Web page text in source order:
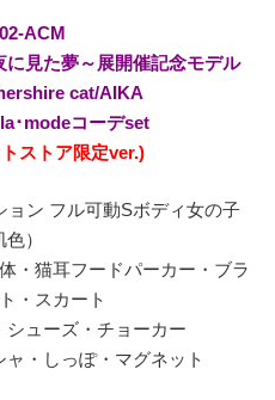
ACM
見た夢～展開催記念モデル
cat/AIKA
･modeコーデset
ストア限定ver.)
ン フル可動Sボディ女の子
色）
・猫耳フードパーカー・ブラ
・スカート
ューズ・チョーカー
・しっぽ・マグネット